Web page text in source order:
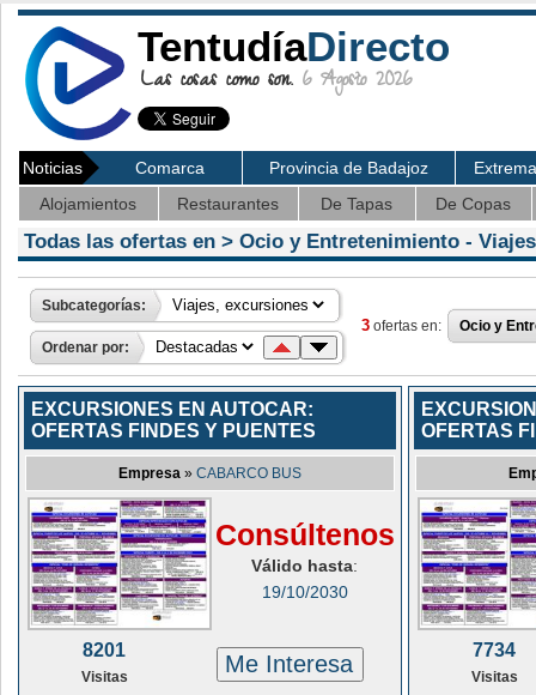
TentudíaDirecto
Las cosas como son. 6 Agosto 2026
Noticias Comarca Provincia de Badajoz
Alojamientos
Restaurantes De Tapas De Copas
Todas las ofertas en > Ocio y Entretenimiento -
Subcategorías:
Ordenar por:
3 ofertas en: Ocio y
EXCURSIONES EN AUTOCAR:
OFERTAS FINDES Y PUENTES
Empresa » CABARCO BUS
Consúltenos
Válido hasta:
19/10/2030
8201
Visitas Me Interesa
OFERTAS
7734
Visitas